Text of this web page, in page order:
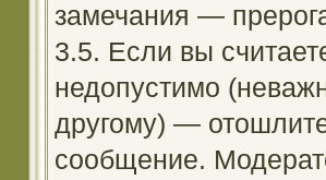
замечания —
3.5. Если вы
недопустимо
другому) —
сообщение.